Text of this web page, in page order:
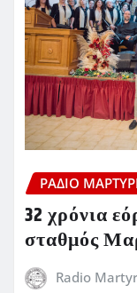
ΡΆΔΙΟ
32 χρόνια
σταθμός
Radio